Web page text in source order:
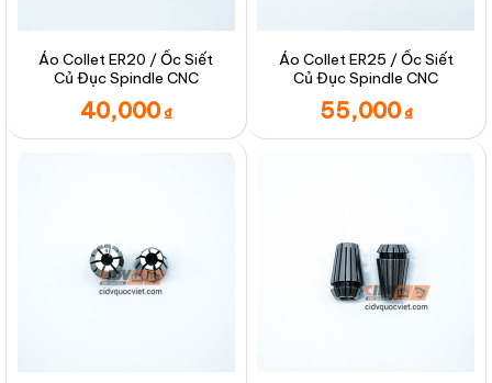
Áo Collet ER20 / Ốc Siết
Củ Đục Spindle CNC
40,000 ₫
Áo Collet ER25 / Ốc Siết
Củ Đục Spindle CNC
55,000 ₫